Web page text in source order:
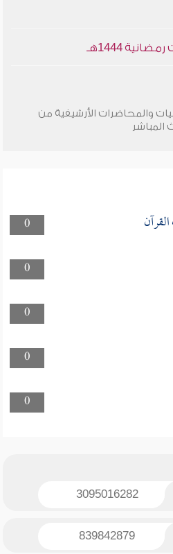
1444هـ
والمحاضرات الأرشيفية من
المباشر
0
0
0
0
0
3095016282
839842879